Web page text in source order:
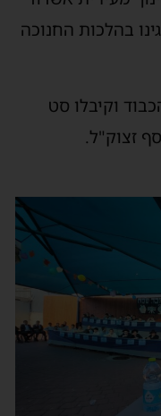
בהלכות החנוכה
וקיבלו סט
זצוק"ל.